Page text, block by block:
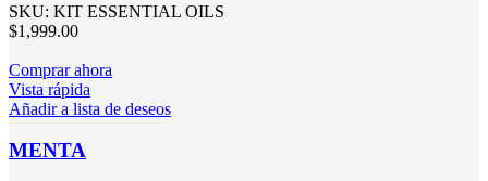
SKU: KIT ESSENTIAL OILS
$1,999.00
Comprar ahora
Vista rápida
Añadir a lista de deseos
MENTA